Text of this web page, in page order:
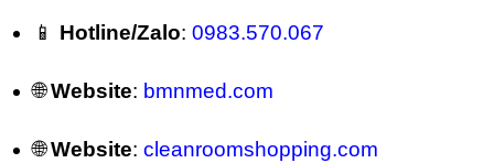
📱 Hotline/Zalo: 0983.570.067
🌐Website: bmnmed.com
🌐Website: cleanroomshopping.com